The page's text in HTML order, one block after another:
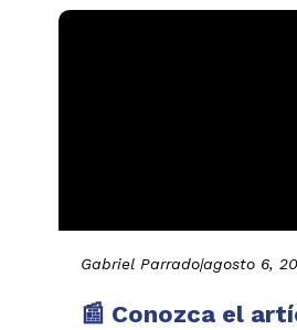
Gabriel Parrado|agosto 6,
📰 Conozca el